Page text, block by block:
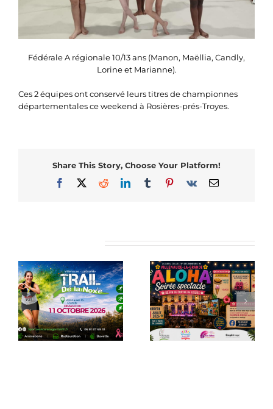
Fédérale A régionale 10/13 ans (Manon, Maëllia, Candly,
Lorine et Marianne).
Ces 2 équipes ont conservé leurs titres de championnes
départementales ce weekend à Rosières-prés-Troyes.
Share This Story, Choose Your Platform!
Facebook
X RedditLinkedInTumblrPinterest
Vk Email